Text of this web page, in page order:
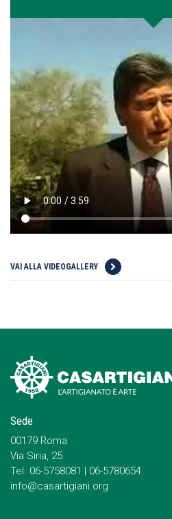
VAI ALLA VIDEOGALLERY
Sede
00179 Roma
Via Siria, 25
Tel. 06-5758081 | 06-5780654
info@casartigiani.org